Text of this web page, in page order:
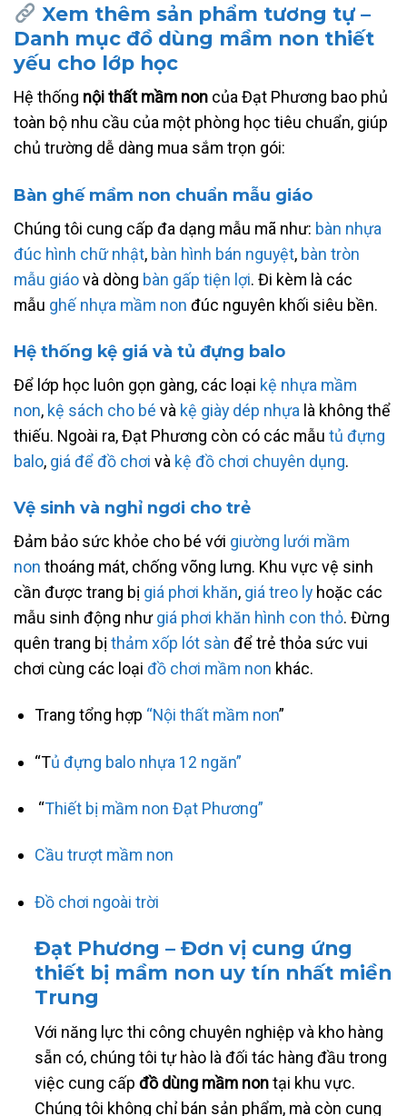
Xem thêm sản phẩm tương tự –
Danh mục đồ dùng mầm non thiết
yếu cho lớp học
Hệ thống nội thất mầm non của Đạt Phương bao phủ
toàn bộ nhu cầu của một phòng học tiêu chuẩn, giúp
chủ trường dễ dàng mua sắm trọn gói:
Bàn ghế mầm non chuẩn mẫu giáo
Chúng tôi cung cấp đa dạng mẫu mã như: bàn nhựa
đúc hình chữ nhật, bàn hình bán nguyệt, bàn tròn
mẫu giáovà dòng bàn gấp tiện lợi. Đi kèm là các
mẫu ghế nhựa mầm non đúc nguyên khối siêu bền.
Hệ thống kệ giá và tủ đựng balo
Để lớp học luôn gọn gàng, các loại kệ nhựa mầm
non, kệ sách cho bé và kệ giày dép nhựa là không thể
thiếu. Ngoài ra, Đạt Phương còn có các mẫu tủ đựng
balo, giá để đồ chơi và kệ đồ chơi chuyên dụng.
Vệ sinh và nghỉ ngơi cho trẻ
Đảm bảo sức khỏe cho bé với giường lưới mầm
non thoáng mát, chống võng lưng. Khu vực vệ sinh
cần được trang bị giá phơi khăn, giá treo ly hoặc các
mẫu sinh động nhưgiá phơi khăn hình con thỏ. Đừng
quên trang bị thảm xốp lót sàn để trẻ thỏa sức vui
chơi cùng các loại đồ chơi mầm non khác.
Trang tổng hợp “Nội thất mầm non”
“Tủ đựng balo nhựa 12 ngăn”
“Thiết bị mầm non Đạt Phương”
Cầu trượt mầm non
Đồ chơi ngoài trời
Đạt Phương – Đơn vị cung ứng
thiết bị mầm non uy tín nhất miền
Trung
Với năng lực thi công chuyên nghiệp và kho hàng
sẵn có, chúng tôi tự hào là đối tác hàng đầu trong
việc cung cấpđồ dùng mầm nontại khu vực.
Chúng tôi không chỉ bán sản phẩm, mà còn cung